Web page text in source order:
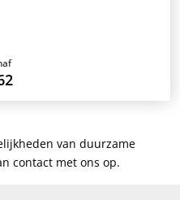
van duurzame
contact met ons op.